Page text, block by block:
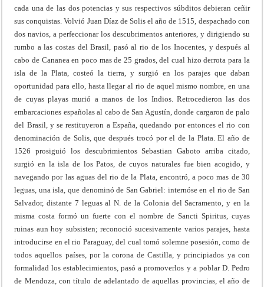
cada una de las dos potencias y sus respectivos súbditos debieran ceñir
sus conquistas. Volvió Juan Díaz de Solis el año de 1515, despachado con
dos navios, a perfeccionar los descubrimentos anteriores, y dirigiendo su
rumbo a las costas del Brasil, pasó al rio de los Inocentes, y después al
cabo de Cananea en poco mas de 25 grados, del cual hizo derrota para la
isla de la Plata, costeó la tierra, y surgió en los parajes que daban
oportunidad para ello, hasta llegar al rio de aquel mismo nombre, en una
de cuyas playas murió a manos de los Indios. Retrocedieron las dos
embarcaciones españolas al cabo de San Agustín, donde cargaron de palo
del Brasil, y se restituyeron a España, quedando por entonces el rio con
denominación de Solis, que después trocó por el de la Plata. El año de
1526 prosiguió los descubrimientos Sebastian Gaboto arriba citado,
surgió en la isla de los Patos, de cuyos naturales fue bien acogido, y
navegando por las aguas del rio de la Plata, encontró, a poco mas de 30
leguas, una isla, que denominó de San Gabriel: internóse en el rio de San
Salvador, distante 7 leguas al N. de la Colonia del Sacramento, y en la
misma costa formó un fuerte con el nombre de Sancti Spiritus, cuyas
ruinas aun hoy subsisten; reconoció sucesivamente varios parajes, hasta
introducirse en el rio Paraguay, del cual tomó solemne posesión, como de
todos aquellos países, por la corona de Castilla, y principiados ya con
formalidad los establecimientos, pasó a promoverlos y a poblar D. Pedro
de Mendoza, con título de adelantado de aquellas provincias, el año de